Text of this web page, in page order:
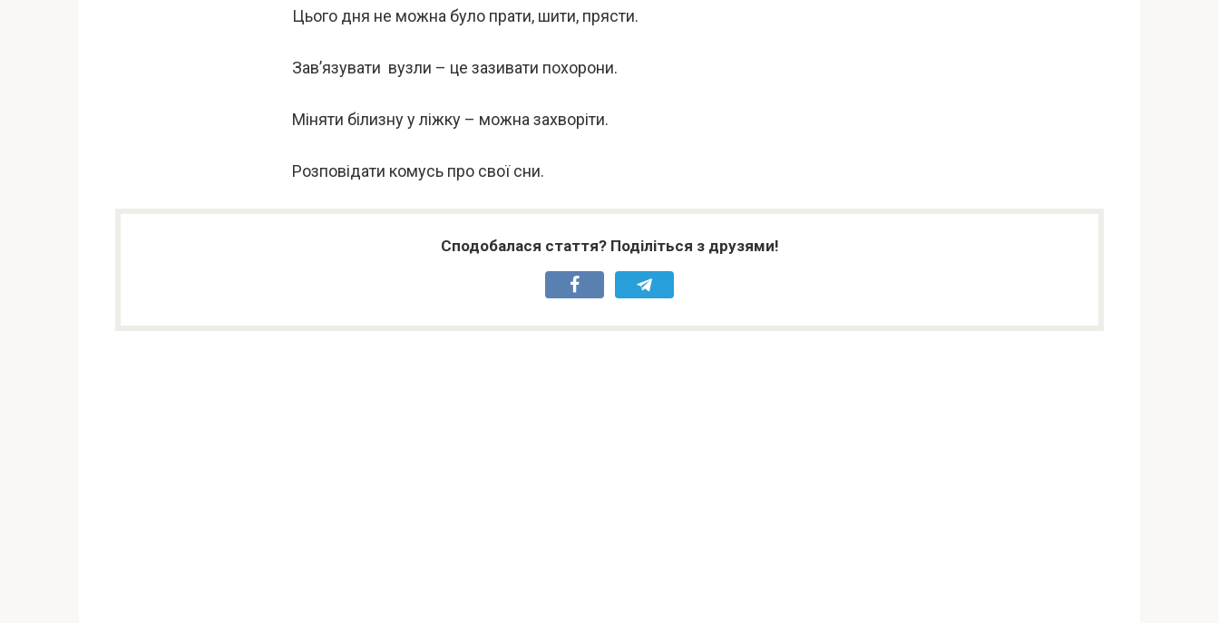
Цього дня не можна було прати, шити, прясти.
Зав’язувати вузли – це зазивати похорони.
Міняти білизну у ліжку – можна захворіти.
Розповідати комусь про свої сни.
Сподобалася стаття? Поділіться з друзями!